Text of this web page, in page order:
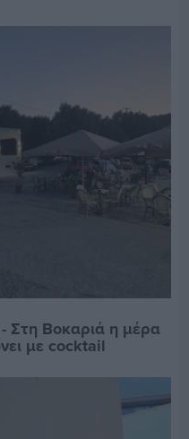
Στη Βοκαριά η μέρα
με cocktail